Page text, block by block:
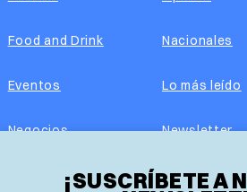
¡SUSCRÍBETE A
Food and Drink
Eventos
Negocios
Real Estate
Nacionales
Lo más leído
Newsletter
Edición